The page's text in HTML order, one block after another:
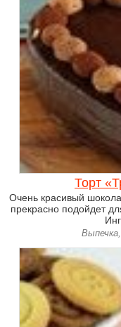
Торт
Очень красивый
прекрасно подойдет